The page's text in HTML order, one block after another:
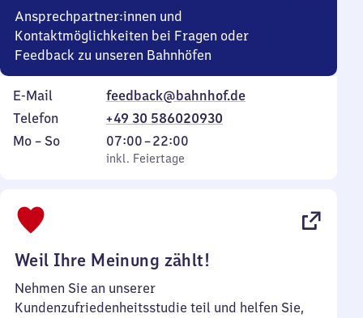
Ansprechpartner:innen und
Kontaktmöglichkeiten bei Fragen oder
Feedback zu unseren Bahnhöfen
E-Mail
feedback@bahnhof.de
Telefon
+49 30 586020930
Montag
Mo – So,
inkl. Feiertage
07:00–22:00
Von
7
inkl. Feiertage
Weil Ihre Meinung zählt!
Nehmen Sie an unserer
Kundenzufriedenheitsstudie teil und helfen Sie,